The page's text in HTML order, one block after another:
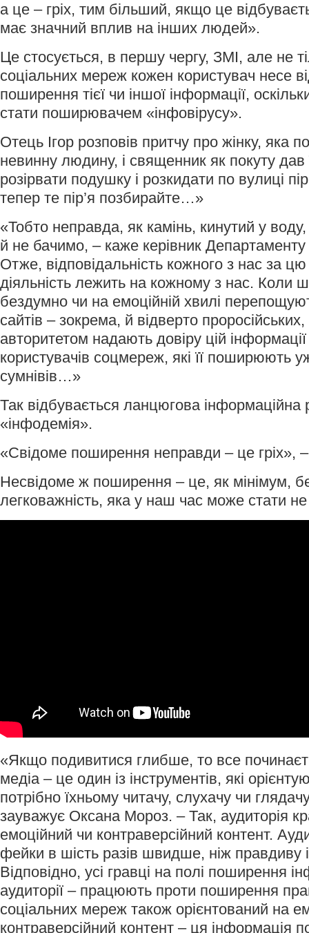
а це – гріх, тим більший, якщо це
має значний вплив на інших людей».
Це стосується, в першу чергу, ЗМІ, але не
соціальних мереж кожен користувач несе
поширення тієї чи іншої інформації,
стати поширювачем «інфовірусу».
Отець Ігор розповів притчу про жінку, яка
невинну людину, і священник як покуту дав
розірвати подушку і розкидати по вулиці
тепер те пір’я позбирайте…»
«Тобто неправда, як камінь, кинутий у
й не бачимо, – каже керівник
Отже, відповідальність кожного з нас за
діяльність лежить на кожному з нас. Коли
бездумно чи на емоційній хвилі
сайтів – зокрема, й відверто
авторитетом надають довіру цій
користувачів соцмереж, які її поширюють
сумнівів…»
Так відбувається ланцюгова інформаційна
«інфодемія».
«Свідоме поширення неправди – це гріх»,
Несвідоме ж поширення – це, як мінімум,
легковажність, яка у наш час може стати
«Якщо подивитися глибше, то все
медіа – це один із інструментів, які
потрібно їхньому читачу, слухачу чи
зауважує Оксана Мороз. – Так, аудиторія
емоційний чи контраверсійний контент.
фейки в шість разів швидше, ніж правдиву
Відповідно, усі гравці на полі поширення
аудиторії – працюють проти поширення
соціальних мереж також орієнтований на
контраверсійний контент – ця інформація